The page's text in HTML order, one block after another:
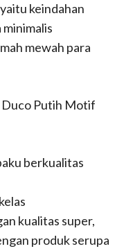
keindahan
mewah para
Duco Putih Motif
berkualitas
kualitas super,
produk serupa